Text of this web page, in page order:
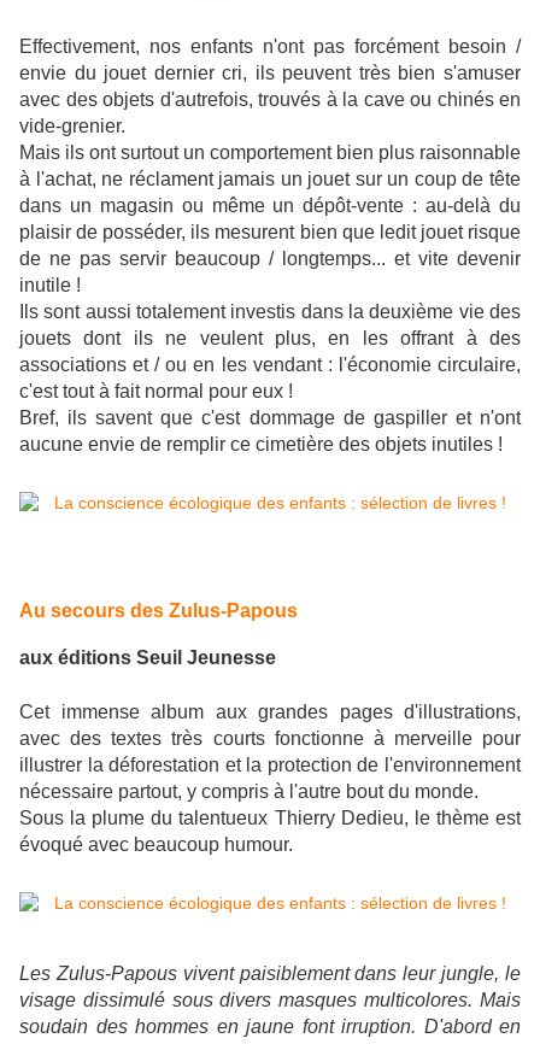
Effectivement, nos enfants n'ont pas forcément besoin /
envie du jouet dernier cri, ils peuvent très bien s'amuser
avec des objets d'autrefois, trouvés à la cave ou chinés en
vide-grenier.
Mais ils ont surtout un comportement bien plus raisonnable
à l'achat, ne réclament jamais un jouet sur un coup de tête
dans un magasin ou même un dépôt-vente : au-delà du
plaisir de posséder, ils mesurent bien que ledit jouet risque
de ne pas servir beaucoup / longtemps... et vite devenir
inutile !
Ils sont aussi totalement investis dans la deuxième vie des
jouets dont ils ne veulent plus, en les offrant à des
associations et / ou en les vendant : l'économie circulaire,
c'est tout à fait normal pour eux !
Bref, ils savent que c'est dommage de gaspiller et n'ont
aucune envie de remplir ce cimetière des objets inutiles !
Au secours des Zulus-Papous
aux éditions Seuil Jeunesse
Cet immense album aux grandes pages d'illustrations,
avec des textes très courts fonctionne à merveille pour
illustrer la déforestation et la protection de l'environnement
nécessaire partout, y compris à l'autre bout du monde.
Sous la plume du talentueux Thierry Dedieu, le thème est
évoqué avec beaucoup humour.
Les Zulus-Papous vivent paisiblement dans leur jungle, le
visage dissimulé sous divers masques multicolores. Mais
soudain des hommes en jaune font irruption. D'abord en